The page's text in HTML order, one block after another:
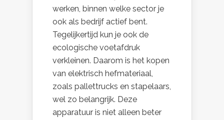
werken, binnen welke sector je
ook als bedrijf actief bent.
Tegelijkertijd kun je ook de
ecologische voetafdruk
verkleinen. Daarom is het kopen
van elektrisch hefmateriaal,
zoals pallettrucks en stapelaars,
wel zo belangrijk. Deze
apparatuur is niet alleen beter